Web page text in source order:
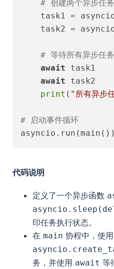
# 创建两个异步任务
task1 =
task2 =
# 等待所有异步任
await task1
await task2
print ( "所有异步
# 启动事件循环
代码说明
定义了一个异步函数
印任务执行状态。
在 main 协程中，使用
务，并使用 await 等